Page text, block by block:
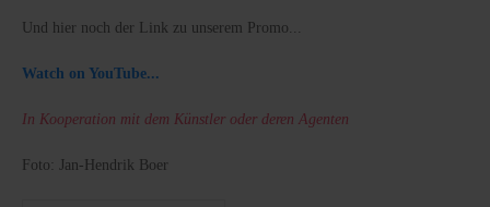
Und hier noch der Link zu unserem Promo...
Watch on YouTube...
In Kooperation mit dem Künstler oder deren Agenten
Foto: Jan-Hendrik Boer